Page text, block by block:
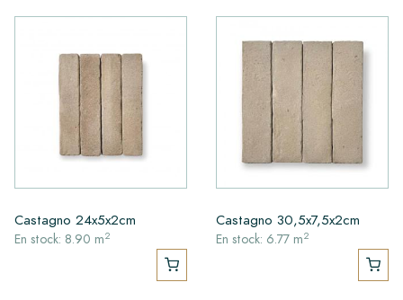
Castagno 24x5x2cm
En stock: 8.90 m2
Castagno 30,5x7,5x2cm
En stock: 6.77 m2